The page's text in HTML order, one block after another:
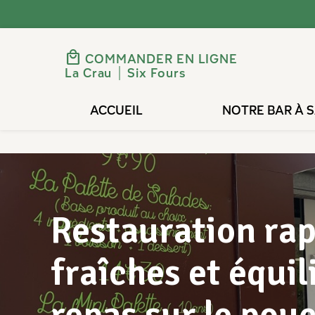
local_mall COMMANDER EN LIGNE
La Crau
Six Fours
ACCUEIL NOTRE BAR À
Restauration
fraîches et